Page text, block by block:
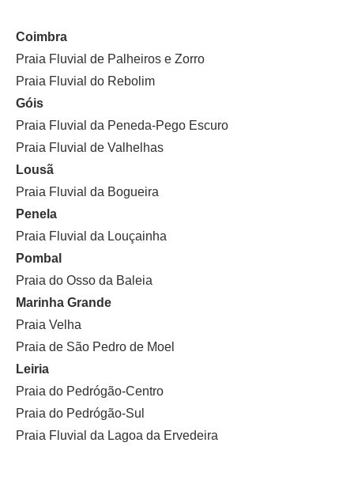
Coimbra
Praia Fluvial de Palheiros e Zorro
Praia Fluvial do Rebolim
Góis
Praia Fluvial da Peneda-Pego Escuro
Praia Fluvial de Valhelhas
Lousã
Praia Fluvial da Bogueira
Penela
Praia Fluvial da Louçainha
Pombal
Praia do Osso da Baleia
Marinha Grande
Praia Velha
Praia de São Pedro de Moel
Leiria
Praia do Pedrógão-Centro
Praia do Pedrógão-Sul
Praia Fluvial da Lagoa da Ervedeira